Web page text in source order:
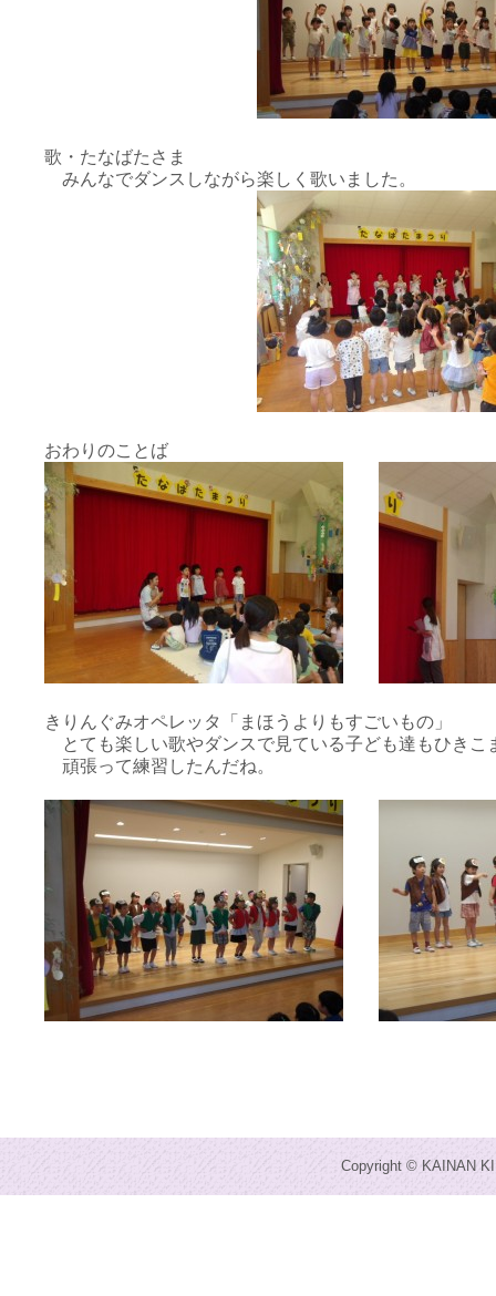
歌・たなばたさま
みんなでダンスしながら楽しく歌いました。
おわりのことば
きりんぐみオペレッタ「まほうよりもすごいもの」
とても楽しい歌やダンスで見ている子ども達もひきこ
頑張って練習したんだね。
Copyright © KAINAN